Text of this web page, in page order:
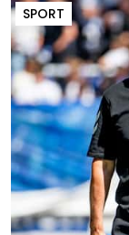
SPORT